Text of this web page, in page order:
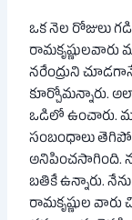
ఒక నెల రోజులు
రామకృష్ణులవారు
నరేంద్రుని
కూర్చోమన్నారు.
ఒడిలో ఉంచారు.
సంబంధాలు
అనిపించసాగింది.
బతికే ఉన్నారు.
రామకృష్ణుల వారు